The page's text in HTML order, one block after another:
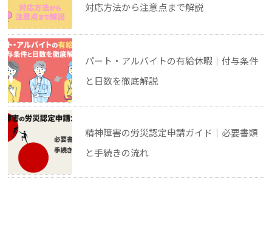
対応方法から注意点まで解説
パート・アルバイトの有給休暇｜付与条件
と日数を徹底解説
精神障害の労災認定申請ガイド｜必要書類
と手続きの流れ